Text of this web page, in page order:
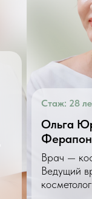
Стаж: 28
Ольга
Врач —
Ведущий